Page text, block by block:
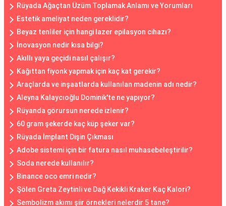
Rüyada Ağaçtan Üzüm Toplamak Anlamı ve Yorumları
Estetik ameliyat neden gereklidir?
Beyaz tenliler için hangi lazer epilasyon cihazı?
İnovasyon nedir kısa bilgi?
Akıllı yaya geçidi nasıl çalışır?
Kağıttan fiyonk yapmak için kaç kat gerekir?
Araçlarda ve inşaatlarda kullanılan madenin adı nedir?
Aleyna Kalaycıoğlu Dominik'te ne yapıyor?
Rüyanda görursun nerede izlenir?
60 gram şekerde kaç küp şeker var?
Rüyada İmplant Dişin Çıkması
Adobe sistemi için bir fatura nasıl muhasebeleştirilir?
Soda nerede kullanılır?
Binance oco emri nedir?
Şölen Greta Zeytinli ve Dağ Kekikli Kraker Kaç Kalori?
Sembolizm akımı şiir örnekleri nelerdir 5 tane?